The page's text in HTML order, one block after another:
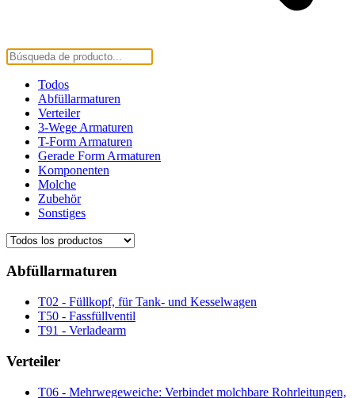
Todos
Abfüllarmaturen
Verteiler
3-Wege Armaturen
T-Form Armaturen
Gerade Form Armaturen
Komponenten
Molche
Zubehör
Sonstiges
Abfüllarmaturen
T02 - Füllkopf, für Tank- und Kesselwagen
T50 - Fassfüllventil
T91 - Verladearm
Verteiler
T06 - Mehrwegeweiche: Verbindet molchbare Rohrleitungen,